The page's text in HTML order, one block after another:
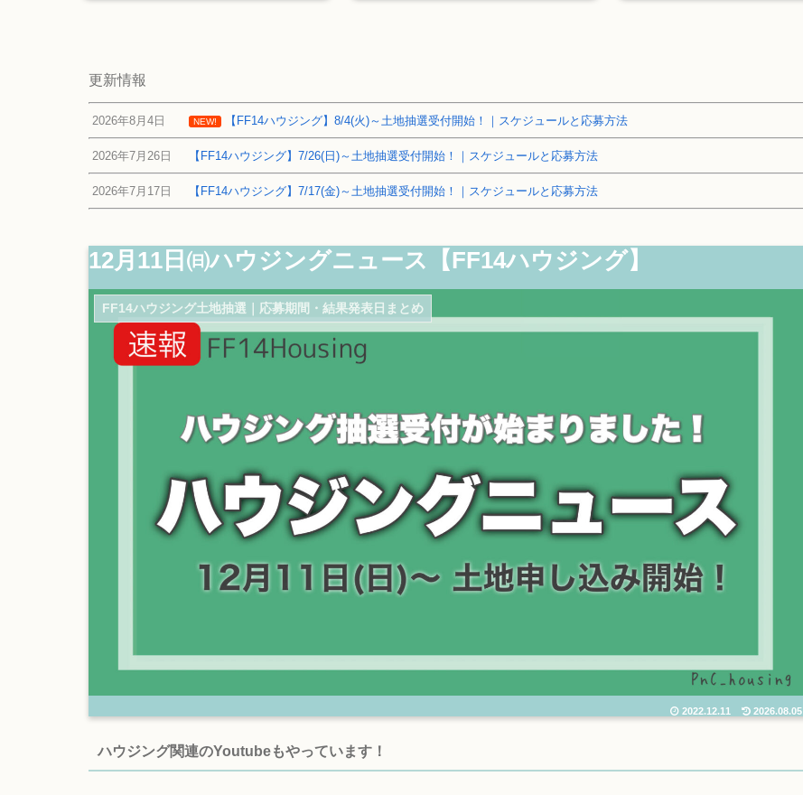
更新情報
2026年8月4日 NEW! 【FF14ハウジング】8/4(火)～土地抽選受付開始！｜スケジュールと応募方法
2026年7月26日 【FF14ハウジング】7/26(日)～土地抽選受付開始！｜スケジュールと応募方法
2026年7月17日 【FF14ハウジング】7/17(金)～土地抽選受付開始！｜スケジュールと応募方法
12月11日㈰ハウジングニュース【FF14ハウジング】
FF14ハウジング土地抽選｜応募期間・結果発表日まとめ
2022.12.11 2026.08.05
ハウジング関連のYoutubeもやっています！